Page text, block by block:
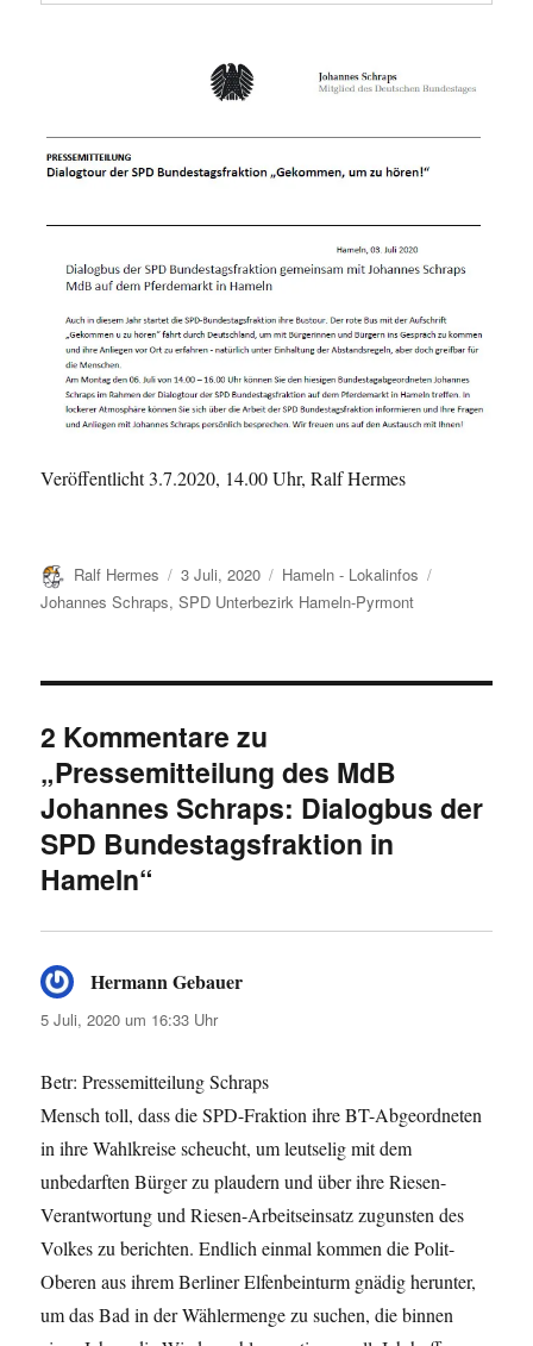
Veröffentlicht 3.7.2020, 14.00 Uhr, Ralf Hermes
Autor
Ralf Hermes
Veröffentlicht
am
3 Juli, 2020 Kategorien
Hameln - Lokalinfos
Johannes Schraps,SPD Unterbezirk Hameln-Pyrmont
2 Kommentare zu
„Pressemitteilung des MdB
Johannes Schraps: Dialogbus der
SPD Bundestagsfraktion in
Hameln“
Hermann Gebauer
5 Juli, 2020 um 16:33 Uhr
Betr: Pressemitteilung Schraps
Mensch toll, dass die SPD-Fraktion ihre BT-Abgeordneten
in ihre Wahlkreise scheucht, um leutselig mit dem
unbedarften Bürger zu plaudern und über ihre Riesen-
Verantwortung und Riesen-Arbeitseinsatz zugunsten des
Volkes zu berichten. Endlich einmal kommen die Polit-
Oberen aus ihrem Berliner Elfenbeinturm gnädig herunter,
um das Bad in der Wählermenge zu suchen, die binnen